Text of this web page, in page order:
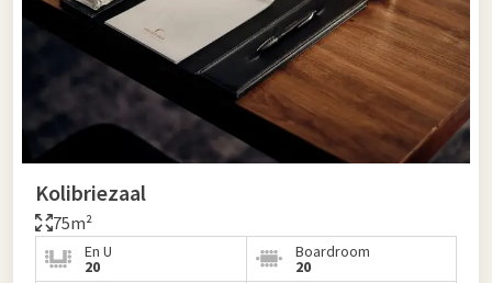
Kolibriezaal
75m²
En U
20
Boardroom
20